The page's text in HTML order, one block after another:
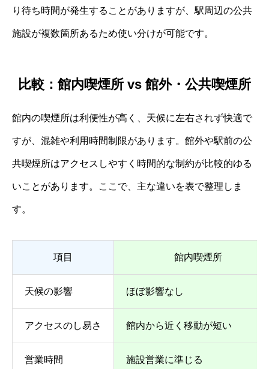
り待ち時間が発生することがありますが、駅周辺の公共
施設が複数箇所あるため使い分けが可能です。
比較：館内喫煙所 vs 館外・公共喫煙所
館内の喫煙所は利便性が高く、天候に左右されず快適で
すが、混雑や利用時間制限があります。館外や駅前の公
共喫煙所はアクセスしやすく時間的な制約が比較的ゆる
いことがあります。ここで、主な違いを表で整理しま
す。
項目 館内喫煙所
天候の影響 ほぼ影響なし
アクセスのし易さ 館内から近く移動が短い
営業時間 施設営業に準じる